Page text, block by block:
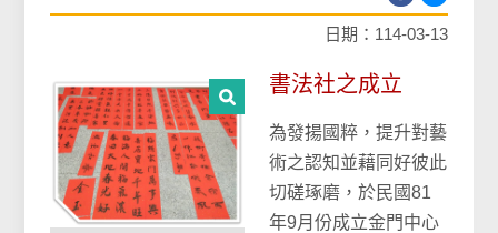
日期：114-03-13
書法社之成立
為發揚國粹，提升對藝
術之認知並藉同好彼此
切磋琢磨，於民國81
年9月份成立金門中心